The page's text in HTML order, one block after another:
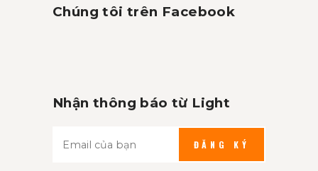
Chúng tôi trên Facebook
Nhận thông báo từ Light
ĐĂNG KÝ